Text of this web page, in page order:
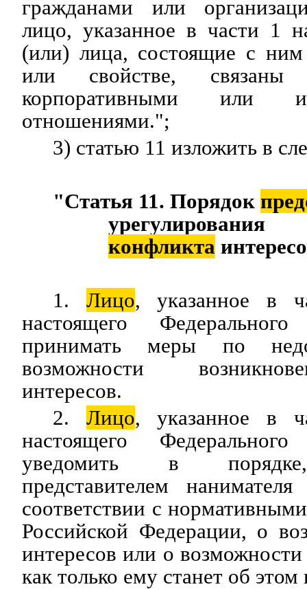
гражданами или
лицо, указанное в части 1
(или) лица, состоящие с ним
или свойстве, связаны
корпоративными или
отношениями.";
3) статью 11 изложить в
"Статья 11. Порядок
урегулирования
конфликта
1. Лицо, указанное в
настоящего
принимать меры по
возможности
интересов.
2. Лицо, указанное в
настоящего
уведомить в
представителем
соответствии с
Российской Федерации, о
интересов или о
как только ему станет об этом